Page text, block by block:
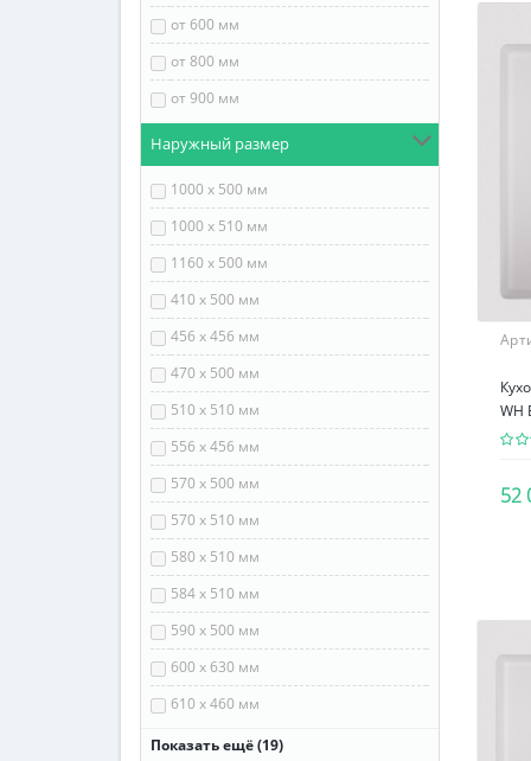
от 600 мм
от 800 мм
от 900 мм
Наружный размер
1000 х 500 мм
1000 х 510 мм
1160 х 500 мм
410 х 500 мм
456 х 456 мм
470 х 500 мм
510 х 510 мм
556 х 456 мм
570 х 500 мм
570 х 510 мм
580 х 510 мм
584 х 510 мм
590 х 500 мм
600 х 630 мм
610 х 460 мм
610 х 500 мм
Показать ещё (19)
WH
52